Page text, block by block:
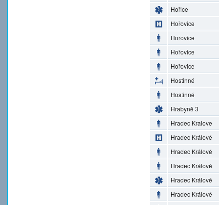
Hořice
Hořovice
Hořovice
Hořovice
Hořovice
Hostinné
Hostinné
Hrabyně 3
Hradec Kralove
Hradec Králové
Hradec Králové
Hradec Králové
Hradec Králové
Hradec Králové